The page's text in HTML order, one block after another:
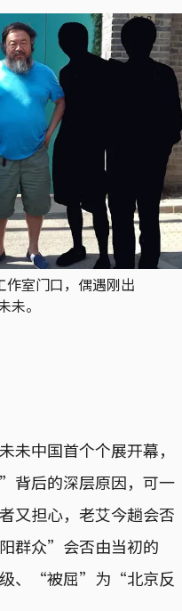
作室门口，偶遇刚出
。
未中国首个个展开幕，
背后的深层原因，可一
又担心，老艾今趟会否
群众”会否由当初的
级、“被屈”为“北京反